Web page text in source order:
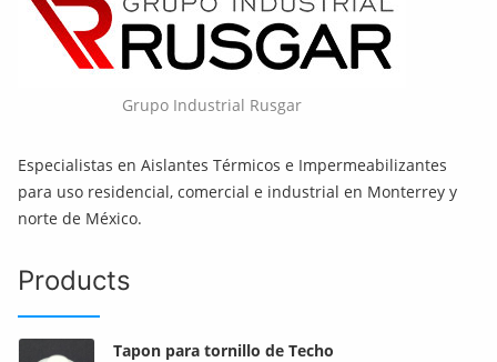
Grupo Industrial Rusgar
Especialistas en Aislantes Térmicos e Impermeabilizantes
para uso residencial, comercial e industrial en Monterrey y
norte de México.
Products
Tapon para tornillo de Techo